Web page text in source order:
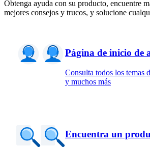
Obtenga ayuda con su producto, encuentre
mejores consejos y trucos, y solucione
Página de inicio de
Consulta todos los temas
y muchos más
Encuentra un